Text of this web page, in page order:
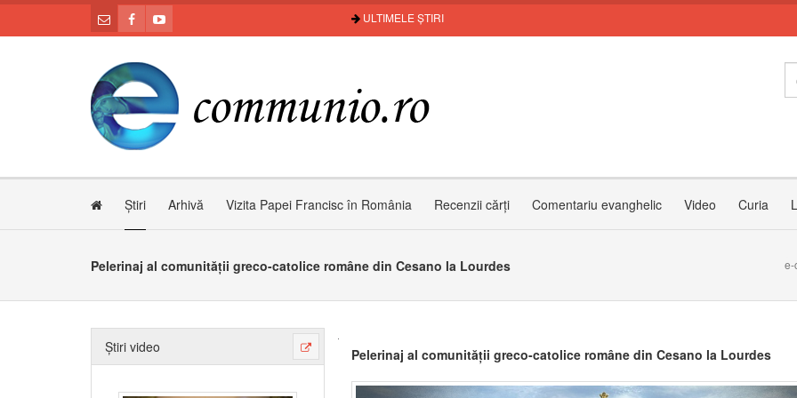
ULTIMELE ȘTIRI
Știri Arhivă Vizita Papei Francisc în România Recenzii cărți Comentariu evanghelic Video Curia
Pelerinaj al comunității greco-catolice române din Cesano la Lourdes e-
Știri video Pelerinaj al comunității greco-catolice române din Cesano la Lourdes